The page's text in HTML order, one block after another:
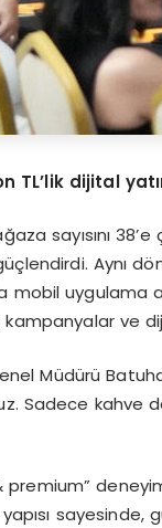
TL’lik dijital
sayısını
Aynı
mobil uygulama
kampanyalar ve
Müdürü
Sadece kahve
premium”